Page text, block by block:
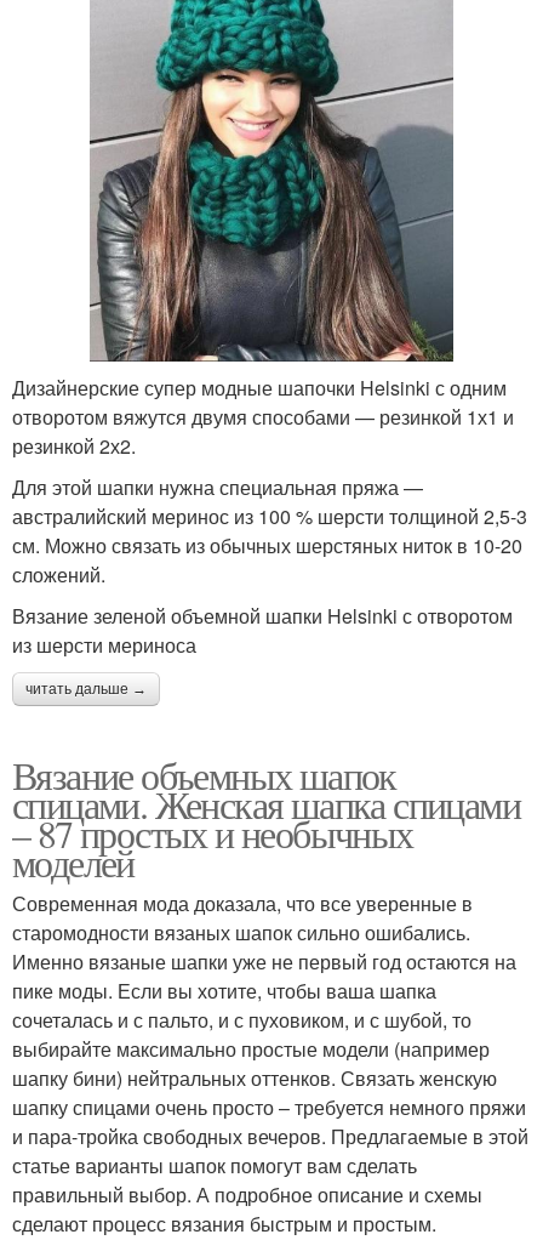
Дизайнерские супер модные шапочки Helsinki с одним
отворотом вяжутся двумя способами — резинкой 1х1 и
резинкой 2х2.
Для этой шапки нужна специальная пряжа —
австралийский меринос из 100 % шерсти толщиной 2,5-3
см. Можно связать из обычных шерстяных ниток в 10-20
сложений.
Вязание зеленой объемной шапки Helsinki с отворотом
из шерсти мериноса
читать дальше →
Вязание объемных шапок
спицами. Женская шапка спицами
– 87 простых и необычных
моделей
Современная мода доказала, что все уверенные в
старомодности вязаных шапок сильно ошибались.
Именно вязаные шапки уже не первый год остаются на
пике моды. Если вы хотите, чтобы ваша шапка
сочеталась и с пальто, и с пуховиком, и с шубой, то
выбирайте максимально простые модели (например
шапку бини) нейтральных оттенков. Связать женскую
шапку спицами очень просто – требуется немного пряжи
и пара-тройка свободных вечеров. Предлагаемые в этой
статье варианты шапок помогут вам сделать
правильный выбор. А подробное описание и схемы
сделают процесс вязания быстрым и простым.